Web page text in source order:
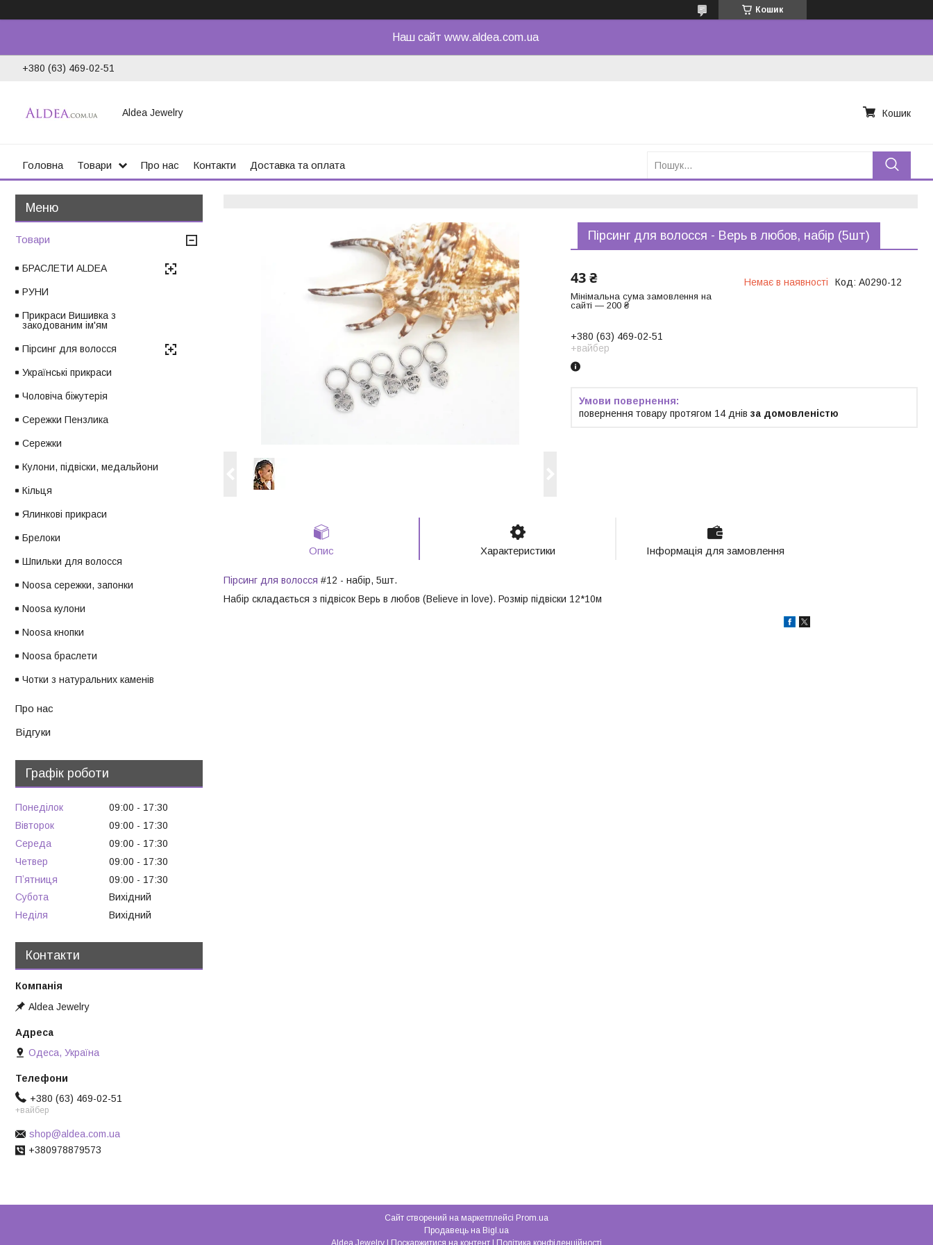
Кошик
Наш сайт www.aldea.com.ua
+380 (63) 469-02-51
Aldea Jewelry Кошик
Головна Товари Про нас Контакти Доставка та оплата
Пірсинг для волосся - Верь в любов, набір (5шт)
43 ₴
Мінімальна сума замовлення на
сайті — 200 ₴
Немає в наявності Код: A0290-12
+380 (63) 469-02-51
+вайбер
повернення товару протягом 14 днів за домовленістю
Опис Характеристики Інформація для замовлення
Пірсинг для волосся #12 - набір, 5шт.
Набір складається з підвісок Верь в любов (Believe in love). Розмір підвіски 12*10м
Товари
БРАСЛЕТИ ALDEA
РУНИ
Прикраси Вишивка з
закодованим ім'ям
Пірсинг для волосся
Українські прикраси
Чоловіча біжутерія
Сережки Пензлика
Сережки
Кулони, підвіски, медальйони
Кільця
Ялинкові прикраси
Брелоки
Шпильки для волосся
Noosa сережки, запонки
Noosa кулони
Noosa кнопки
Noosa браслети
Чотки з натуральних каменів
Про нас
Відгуки
Графік роботи
Понеділок 09:00
17:30
Вівторок
09:00
17:30
Середа
09:00
17:30
Четвер
09:00
17:30
Пʼятниця
09:00
17:30
Субота
Вихідний
Неділя
Вихідний
Контакти
Aldea Jewelry
Одеса, Україна
+380 (63) 469-02-51
+вайбер
shop@aldea.com.ua
+380978879573
Сайт створений на маркетплейсі Prom.ua
Продавець на Bigl.ua
Поскаржитися на контент Політика конфіденційності